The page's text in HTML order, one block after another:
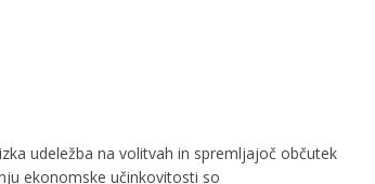
udeležba na volitvah in spremljajoč občutek
ekonomske učinkovitosti so